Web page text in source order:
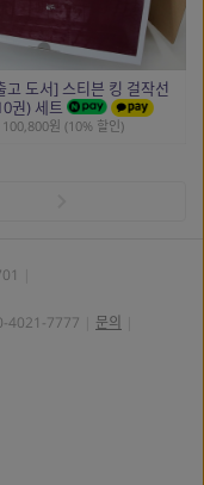
고 도서] 스티븐 킹 걸작선
권) 세트
100,800원 (10% 할인)
4021-7777
문의